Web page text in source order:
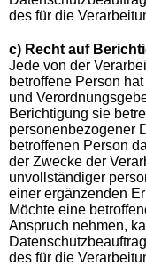
des für die
c) Recht auf
Jede von der
betroffene Person
und
Berichtigung sie
personenbezogener
betroffenen Person
der Zwecke der
unvollständiger
einer ergänzenden
Möchte eine
Anspruch nehmen,
des für die